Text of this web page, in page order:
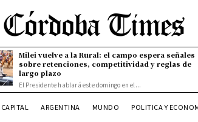
Milei vuelve a la Rural: el campo espera señales
sobre retenciones, competitividad y reglas de
largo plazo
El Presidente hablará este domingo en el...
ARGENTINA MUNDO POLITICA Y